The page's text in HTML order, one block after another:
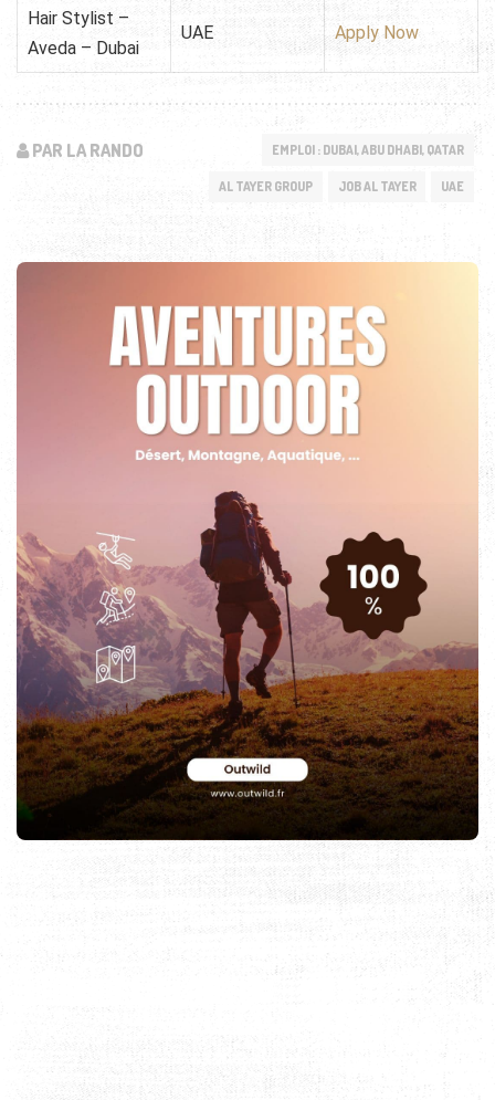
Hair Stylist –
Aveda – Dubai
UAE Apply Now
PAR LA RANDO EMPLOI : DUBAI, ABU DHABI, QATAR
AL TAYER GROUP JOB AL TAYER UAE